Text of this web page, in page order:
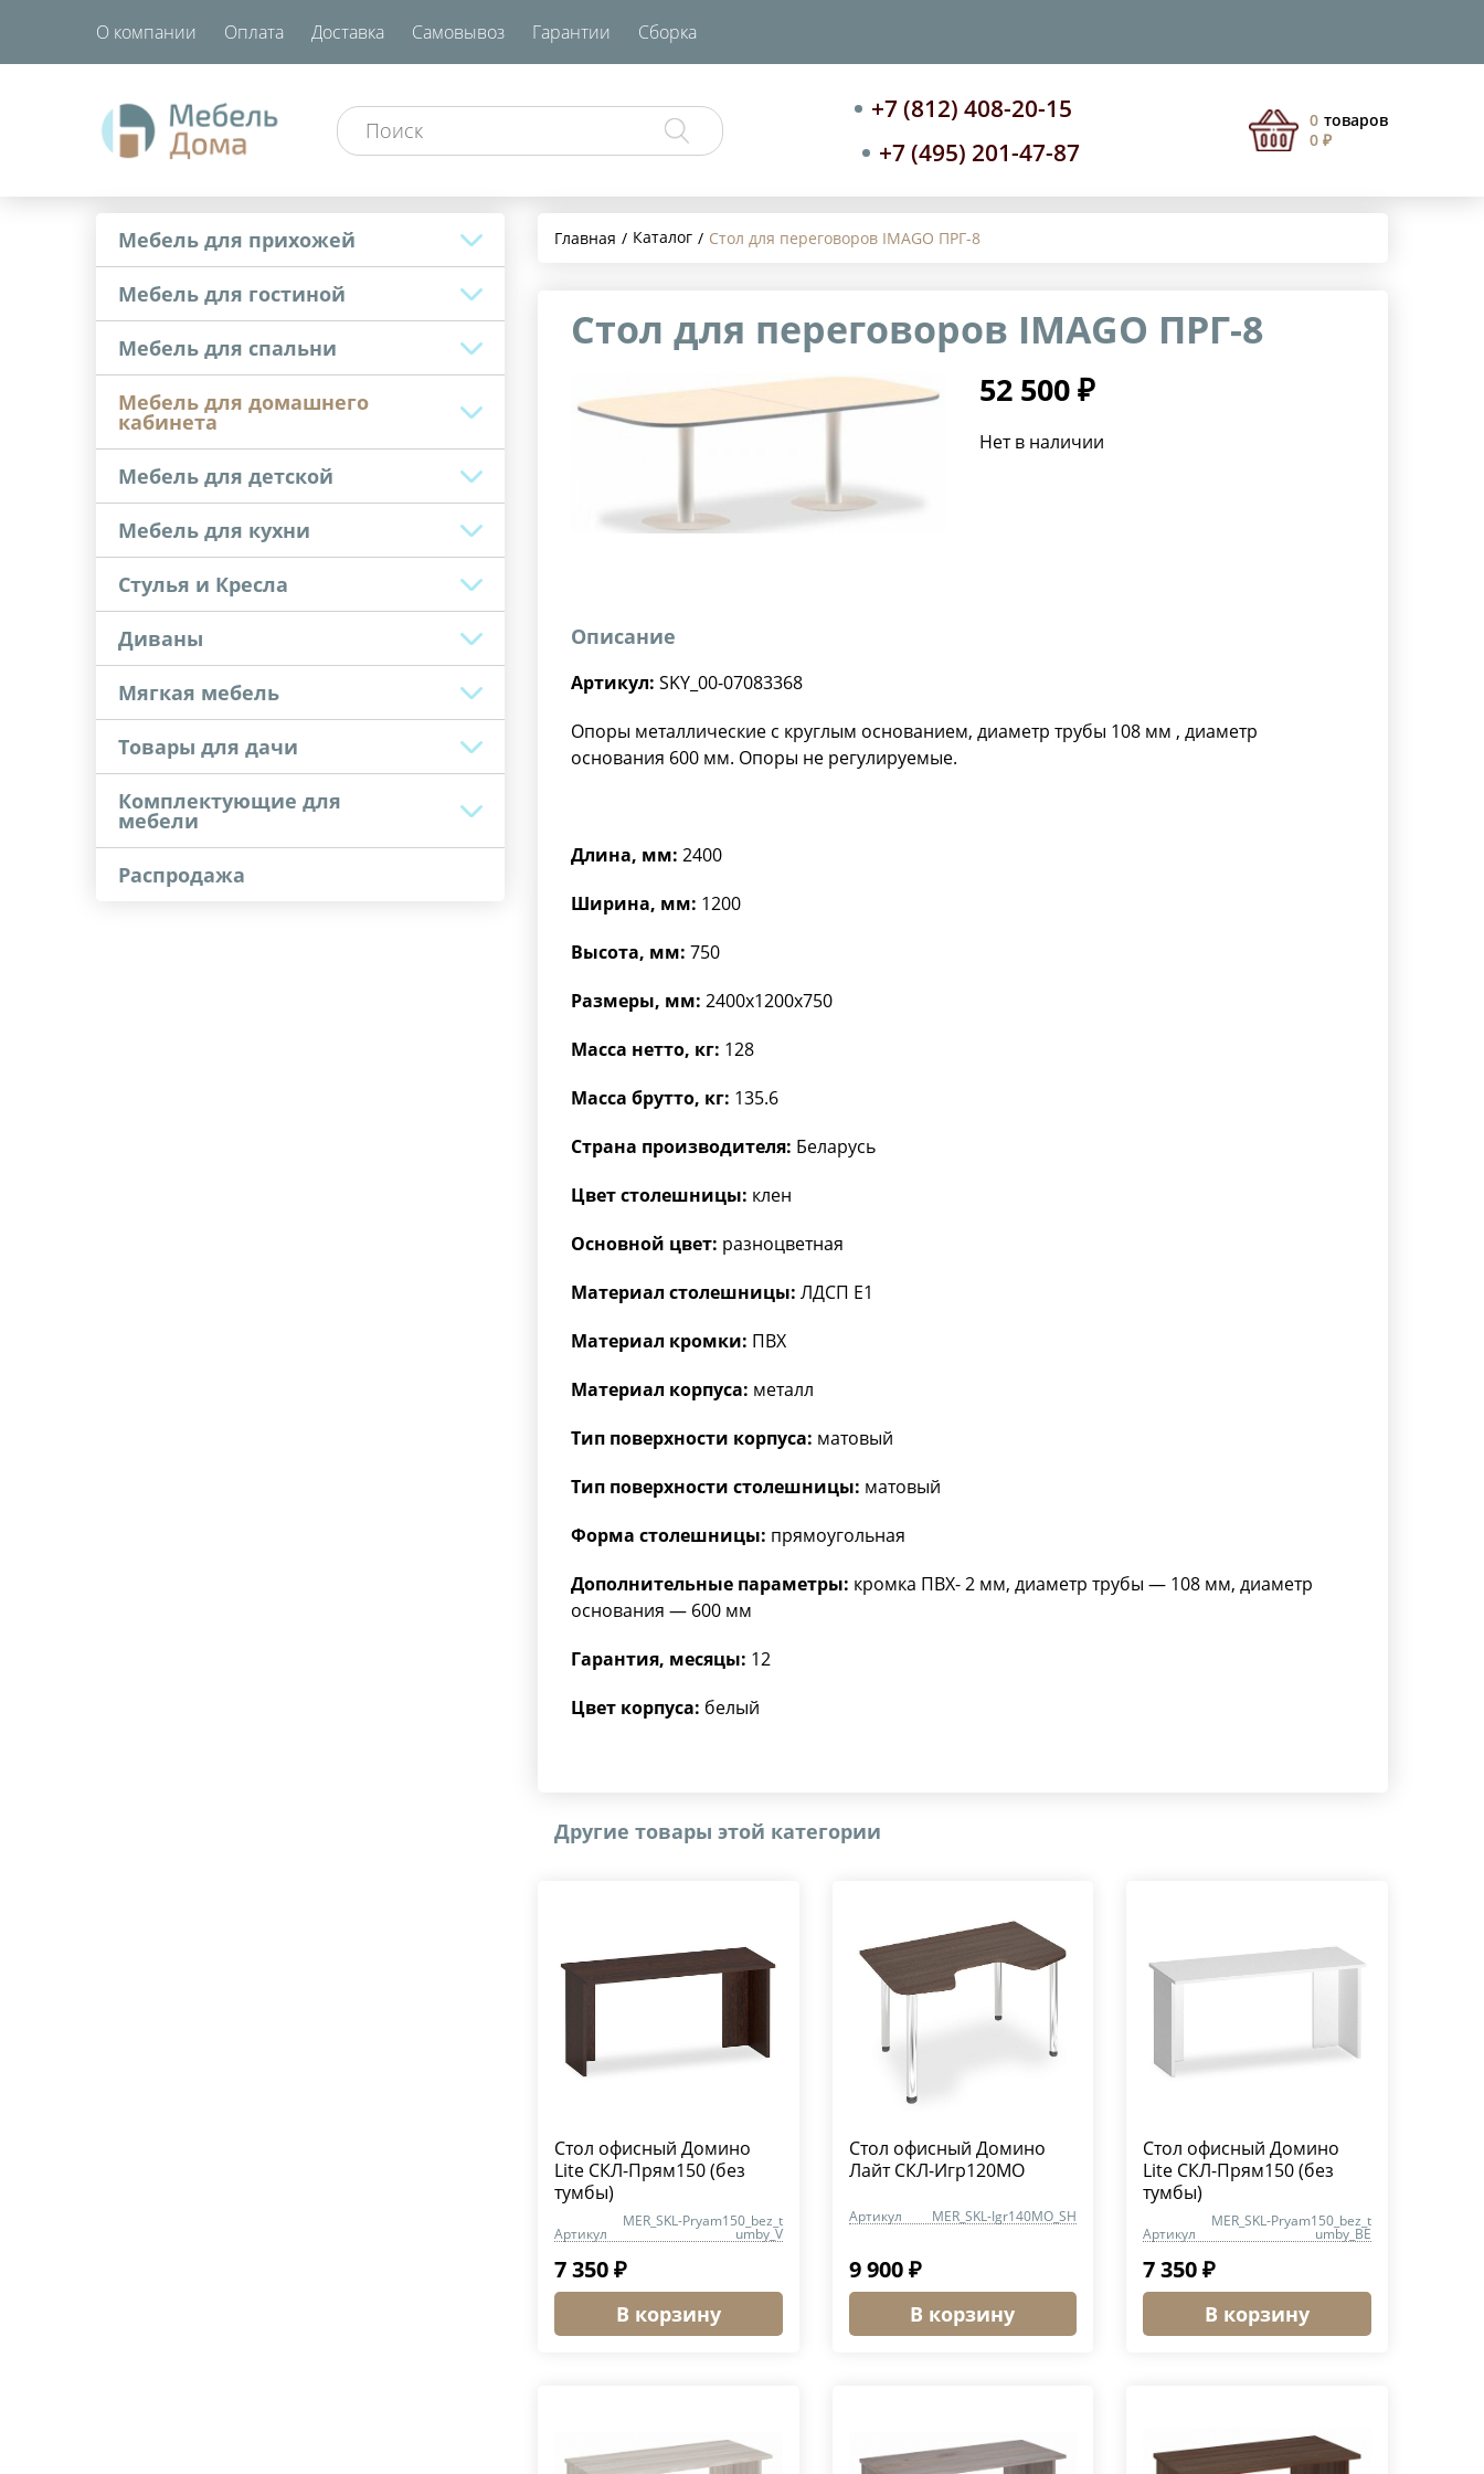
О компании Оплата Доставка Самовывоз Гарантии Сборка
+7 (812) 408-20-15
+7 (495) 201-47-87
0 товаров
0 ₽
Мебель для прихожей
Мебель для гостиной
Мебель для спальни
Мебель для домашнего
кабинета
Мебель для детской
Мебель для кухни
Стулья и Кресла
Диваны
Мягкая мебель
Товары для дачи
Комплектующие для
мебели
Распродажа
Главная Каталог Стол для переговоров IMAGO ПРГ-8
Стол для переговоров IMAGO ПРГ-8
52 500 ₽
Нет в наличии
Описание
Артикул: SKY_00-07083368
Опоры металлические с круглым основанием, диаметр трубы 108 мм , диаметр
основания 600 мм. Опоры не регулируемые.
Длина, мм: 2400
Ширина, мм: 1200
Высота, мм: 750
Размеры, мм: 2400x1200x750
Масса нетто, кг: 128
Масса брутто, кг: 135.6
Страна производителя: Беларусь
Цвет столешницы: клен
Основной цвет: разноцветная
Материал столешницы: ЛДСП Е1
Материал кромки: ПВХ
Материал корпуса: металл
Тип поверхности корпуса: матовый
Тип поверхности столешницы: матовый
Форма столешницы: прямоугольная
Дополнительные параметры: кромка ПВХ- 2 мм, диаметр трубы — 108 мм, диаметр
основания — 600 мм
Гарантия, месяцы: 12
Цвет корпуса: белый
Другие товары этой категории
Стол офисный Домино
Lite СКЛ-Прям150 (без
тумбы)
Артикул
MER_SKL-Pryam150_bez_t
umby_V
7 350 ₽
В корзину
Стол офисный Домино
Лайт СКЛ-Игр120МО
Артикул MER_SKL-Igr140MO_SH
9 900 ₽
В корзину
Стол офисный Домино
Lite СКЛ-Прям150 (без
тумбы)
Артикул
MER_SKL-Pryam150_bez_t
umby_BE
7 350 ₽
В корзину